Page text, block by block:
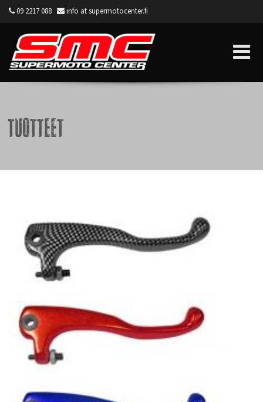
09 2217 088 info at supermotocenter.fi
Tuotteet